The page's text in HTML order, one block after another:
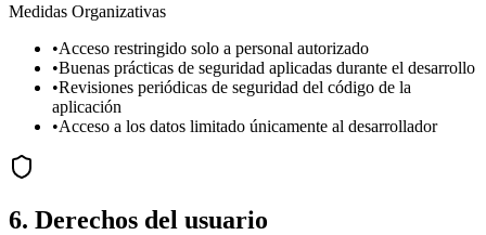
Medidas Organizativas
•Acceso restringido solo a personal autorizado
•Buenas prácticas de seguridad aplicadas durante el desarrollo
•Revisiones periódicas de seguridad del código de la
aplicación
•Acceso a los datos limitado únicamente al desarrollador
6. Derechos del usuario